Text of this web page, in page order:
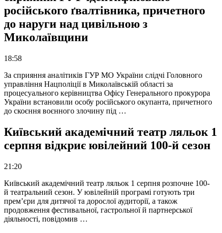
російського ґвалтівника, причетного
до наруги над цивільною з
Миколаївщини
18:58
За сприяння аналітиків ГУР МО України слідчі Головного
управління Нацполіції в Миколаївській області за
процесуального керівництва Офісу Генерального прокурора
України встановили особу російського окупанта, причетного
до скоєння воєнного злочину під …
Київський академічний театр ляльок 1
серпня відкриє ювілейний 100-й сезон
21:20
Київський академічний театр ляльок 1 серпня розпочне 100-
й театральний сезон. У ювілейній програмі готують три
прем’єри для дитячої та дорослої аудиторії, а також
продовження фестивальної, гастрольної й партнерської
діяльності, повідомив …